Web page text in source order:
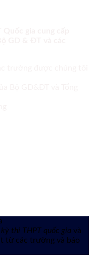
thi THPT quốc gia và
từ các trường và báo